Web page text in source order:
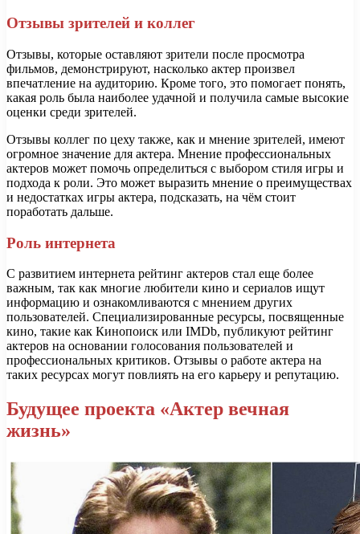
Отзывы зрителей и коллег
Отзывы, которые оставляют зрители после просмотра
фильмов, демонстрируют, насколько актер произвел
впечатление на аудиторию. Кроме того, это помогает понять,
какая роль была наиболее удачной и получила самые высокие
оценки среди зрителей.
Отзывы коллег по цеху также, как и мнение зрителей, имеют
огромное значение для актера. Мнение профессиональных
актеров может помочь определиться с выбором стиля игры и
подхода к роли. Это может выразить мнение о преимуществах
и недостатках игры актера, подсказать, на чём стоит
поработать дальше.
Роль интернета
С развитием интернета рейтинг актеров стал еще более
важным, так как многие любители кино и сериалов ищут
информацию и ознакомливаются с мнением других
пользователей. Специализированные ресурсы, посвященные
кино, такие как Кинопоиск или IMDb, публикуют рейтинг
актеров на основании голосования пользователей и
профессиональных критиков. Отзывы о работе актера на
таких ресурсах могут повлиять на его карьеру и репутацию.
Будущее проекта «Актер вечная
жизнь»